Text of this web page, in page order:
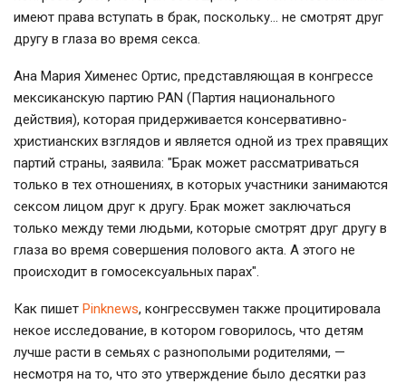
имеют права вступать в брак, поскольку… не смотрят друг
другу в глаза во время секса.
Ана Мария Хименес Ортис, представляющая в конгрессе
мексиканскую партию PAN (Партия национального
действия), которая придерживается консервативно-
христианских взглядов и является одной из трех правящих
партий страны, заявила: "Брак может рассматриваться
только в тех отношениях, в которых участники занимаются
сексом лицом друг к другу. Брак может заключаться
только между теми людьми, которые смотрят друг другу в
глаза во время совершения полового акта. А этого не
происходит в гомосексуальных парах".
Как пишет Pinknews, конгрессвумен также процитировала
некое исследование, в котором говорилось, что детям
лучше расти в семьях с разнополыми родителями, —
несмотря на то, что это утверждение было десятки раз